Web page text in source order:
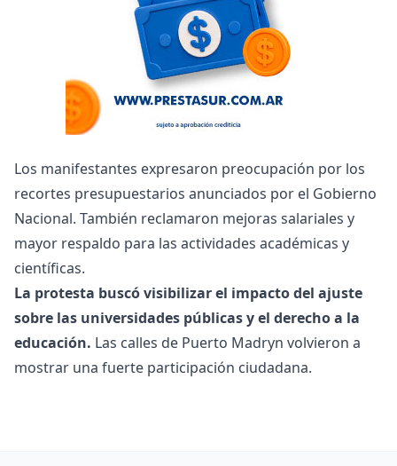
Los manifestantes expresaron preocupación por los
recortes presupuestarios anunciados por el Gobierno
Nacional. También reclamaron mejoras salariales y
mayor respaldo para las actividades académicas y
científicas.
La protesta buscó visibilizar el impacto del ajuste
sobre las universidades públicas y el derecho a la
educación. Las calles de Puerto Madryn volvieron a
mostrar una fuerte participación ciudadana.